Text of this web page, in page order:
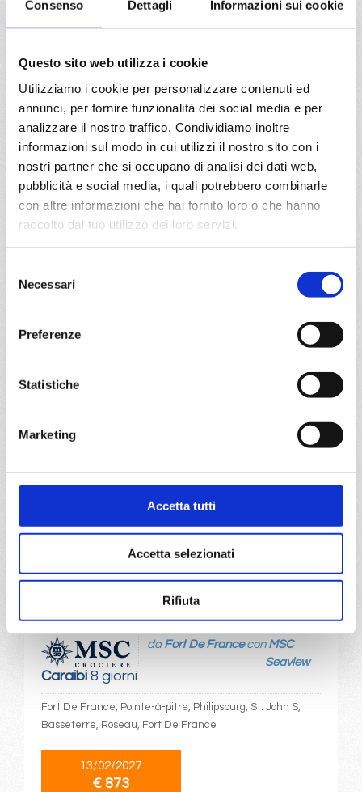
Consenso Dettagli Informazioni sui cookie
Questo sito web utilizza i cookie
Utilizziamo i cookie per personalizzare contenuti ed
annunci, per fornire funzionalità dei social media e per
analizzare il nostro traffico. Condividiamo inoltre
informazioni sul modo in cui utilizzi il nostro sito con i
nostri partner che si occupano di analisi dei dati web,
pubblicità e social media, i quali potrebbero combinarle
con altre informazioni che hai fornito loro o che hanno
raccolto dal tuo utilizzo dei loro servizi.
delNecessari
Preferenze
Statistiche
Marketing
Accetta tutti
Accetta selezionati
Rifiuta
Transoceaniche13 giorni
daMiamicon
Miami, Philipsburg, Ponta Delgada, Lisbona
10/04/2027
€ 869
a partire da
€ 869
Nord Europa
€ 873
€ 873
DETTAGLI
Caraibi8 giorni
da Fort De Francecon MSC
Seaview
Fort De France, Pointe-à-pitre, Philipsburg, St. John S,
Basseterre, Roseau, Fort De France
13/02/2027
€ 873